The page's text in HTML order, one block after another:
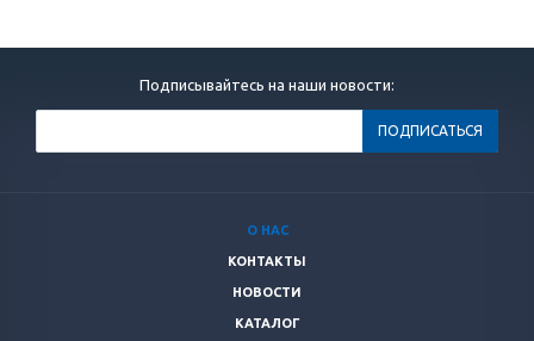
Подписывайтесь на наши новости:
О НАС
КОНТАКТЫ
НОВОСТИ
КАТАЛОГ